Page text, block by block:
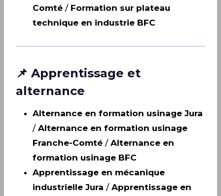
Comté / Formation sur plateau
technique en industrie BFC
📌 Apprentissage et
alternance
Alternance en formation usinage Jura
/ Alternance en formation usinage
Franche-Comté / Alternance en
formation usinage BFC
Apprentissage en mécanique
industrielle Jura / Apprentissage en